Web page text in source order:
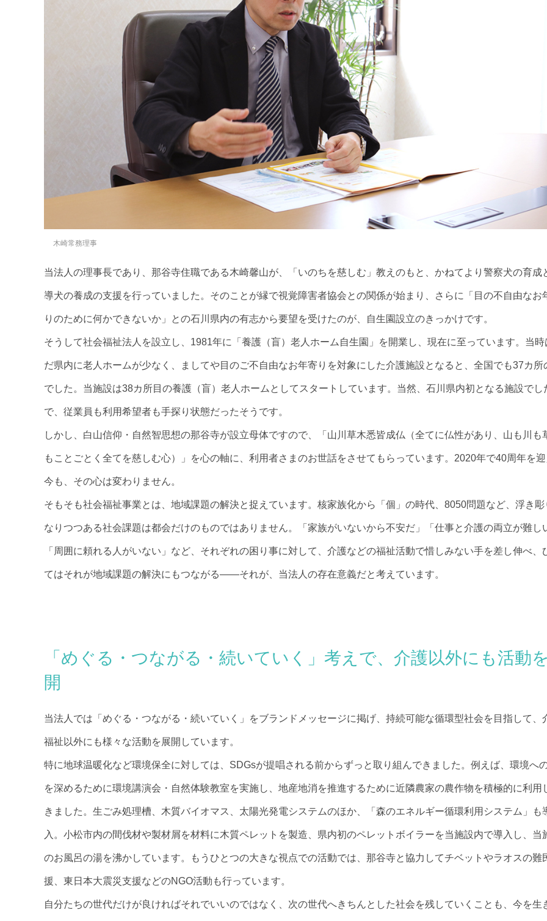
木崎常務理事
当法人の理事長であり、那谷寺住職である木崎馨山が、「いのちを慈しむ」教えのもと、かねてより警察犬の育成
導犬の養成の支援を行っていました。そのことが縁で視覚障害者協会との関係が始まり、さらに「目の不自由なお
りのために何かできないか」との石川県内の有志から要望を受けたのが、自生園設立のきっかけです。
そうして社会福祉法人を設立し、1981年に「養護（盲）老人ホーム自生園」を開業し、現在に至っています。当時
だ県内に老人ホームが少なく、ましてや目のご不自由なお年寄りを対象にした介護施設となると、全国でも37カ所
でした。当施設は38カ所目の養護（盲）老人ホームとしてスタートしています。当然、石川県内初となる施設でし
で、従業員も利用希望者も手探り状態だったそうです。
しかし、白山信仰・自然智思想の那谷寺が設立母体ですので、「山川草木悉皆成仏（全てに仏性があり、山も川も
もことごとく全てを慈しむ心）」を心の軸に、利用者さまのお世話をさせてもらっています。2020年で40周年を
今も、その心は変わりません。
そもそも社会福祉事業とは、地域課題の解決と捉えています。核家族化から「個」の時代、8050問題など、浮き彫
なりつつある社会課題は都会だけのものではありません。「家族がいないから不安だ」「仕事と介護の両立が難し
「周囲に頼れる人がいない」など、それぞれの困り事に対して、介護などの福祉活動で惜しみない手を差し伸べ、
てはそれが地域課題の解決にもつながる――それが、当法人の存在意義だと考えています。
「めぐる・つながる・続いていく」考えで、介護以外にも活動
開
当法人では「めぐる・つながる・続いていく」をブランドメッセージに掲げ、持続可能な循環型社会を目指して、
福祉以外にも様々な活動を展開しています。
特に地球温暖化など環境保全に対しては、SDGsが提唱される前からずっと取り組んできました。例えば、環境へ
を深めるために環境講演会・自然体験教室を実施し、地産地消を推進するために近隣農家の農作物を積極的に利用
きました。生ごみ処理槽、木質バイオマス、太陽光発電システムのほか、「森のエネルギー循環利用システム」も
入。小松市内の間伐材や製材屑を材料に木質ペレットを製造、県内初のペレットボイラーを当施設内で導入し、当
のお風呂の湯を沸かしています。もうひとつの大きな視点での活動では、那谷寺と協力してチベットやラオスの難
援、東日本大震災支援などのNGO活動も行っています。
自分たちの世代だけが良ければそれでいいのではなく、次の世代へきちんとした社会を残していくことも、今を生